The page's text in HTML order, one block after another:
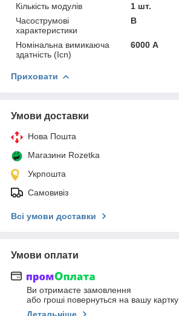
Кількість модулів
1 шт.
Часострумові
характеристики
B
Номінальна вимикаюча
здатність (Icn)
6000 А
Приховати
Умови доставки
Нова Пошта
Магазини Rozetka
Укрпошта
Самовивіз
Всі умови доставки
Умови оплати
Ви отримаєте замовлення
або гроші повернуться на вашу картку